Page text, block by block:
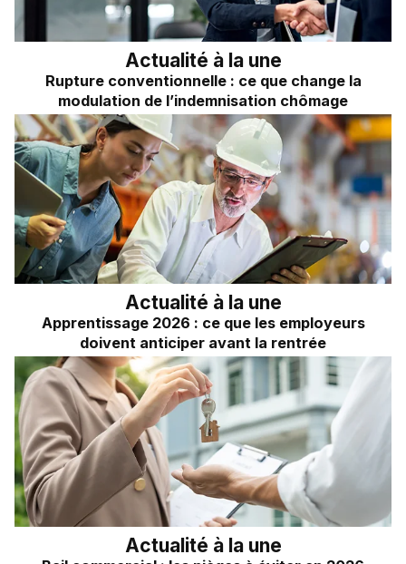
Dividendes
Actualité à la une
Rupture conventionnelle : ce que change la
modulation de l’indemnisation chômage
Actualité à la une
Apprentissage 2026 : ce que les employeurs
doivent anticiper avant la rentrée
Actualité à la une